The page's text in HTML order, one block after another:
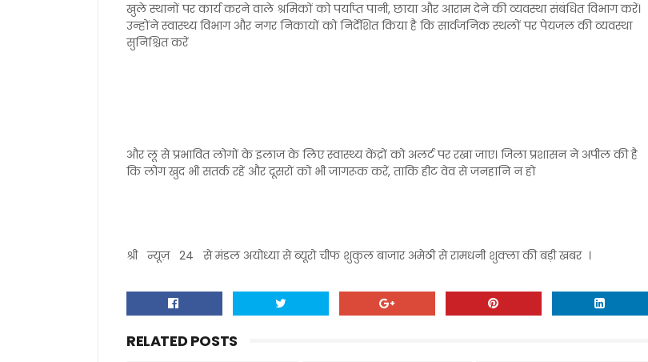
खुले स्थानों पर कार्य करने वाले श्रमिकों को पर्याप्त पानी, छाया और आराम देने की व्यवस्था संबंधित विभाग करें।
उन्होंने स्वास्थ्य विभाग और नगर निकायों को निर्देशित किया है कि सार्वजनिक स्थलों पर पेयजल की व्यवस्था
सुनिश्चित करें
और लू से प्रभावित लोगों के इलाज के लिए स्वास्थ्य केंद्रों को अलर्ट पर रखा जाए। जिला प्रशासन ने अपील की है
कि लोग खुद भी सतर्क रहें और दूसरों को भी जागरूक करें, ताकि हीट वेव से जनहानि न हो
श्री न्यूज़ 24 से मंडल अयोध्या से ब्यूरो चीफ शुकुल बाजार अमेठी से रामधनी शुक्ला की बड़ी खबर ।
RELATED POSTS